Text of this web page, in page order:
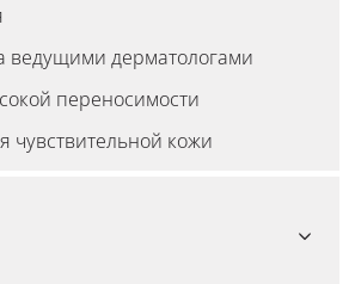
ведущими дерматологами
переносимости
чувствительной кожи